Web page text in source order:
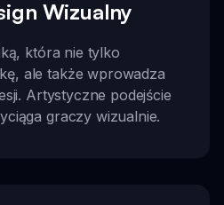
Wizualny
która nie tylko
ale także wprowadza
Artystyczne podejście
graczy wizualnie.